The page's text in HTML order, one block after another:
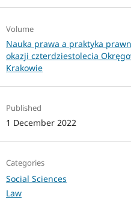
Volume
Nauka prawa a praktyka
okazji czterdziestolecia
Krakowie
Published
1 December 2022
Categories
Social Sciences
Law